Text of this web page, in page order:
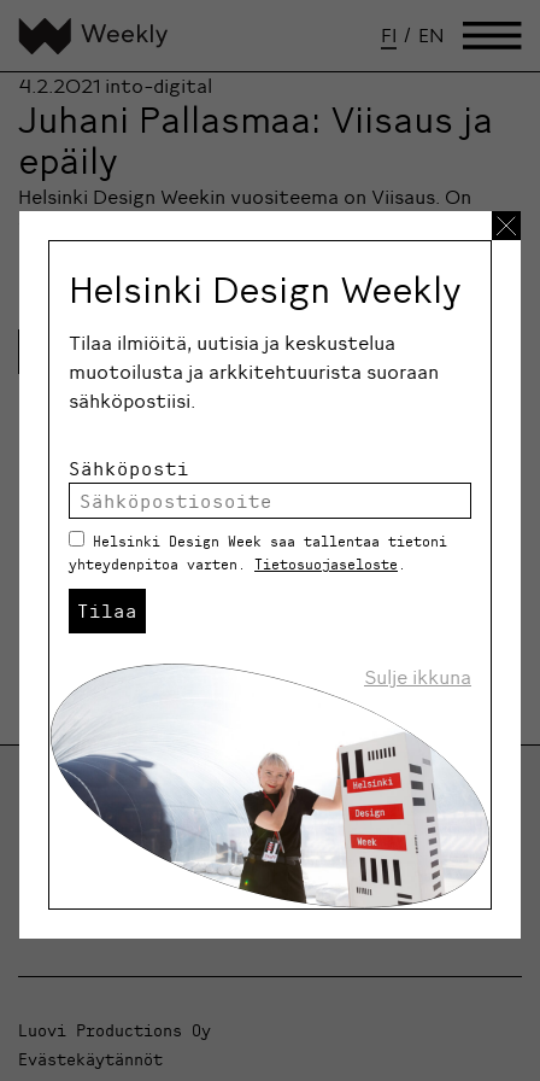
FI / EN
4.2.2021 into-digital
Juhani Pallasmaa: Viisaus ja
epäily
Helsinki Design Weekin vuositeema on Viisaus. On
Lue lisää
Helsinki Design Weekly.
Keskustelua, uutisia ja ilmiöitä muotoilusta ja
arkkitehtuurista.
Luovi Productions Oy
Evästekäytännöt
Helsinki Design Weekly
Tilaa ilmiöitä, uutisia ja keskustelua
muotoilusta ja arkkitehtuurista suoraan
sähköpostiisi.
Sähköposti
Helsinki Design Week saa tallentaa tietoni
yhteydenpitoa varten. Tietosuojaseloste
Tilaa
Sulje ikkuna